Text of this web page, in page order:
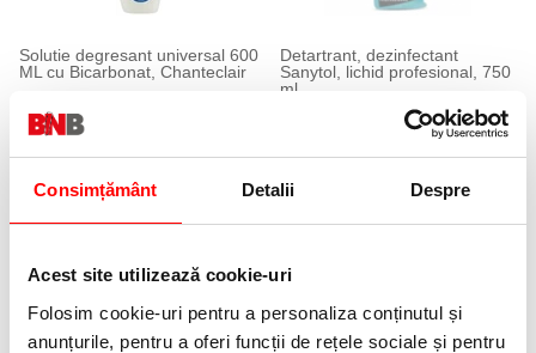
Consimțământ Detalii Despre
Acest site utilizează cookie-uri
Folosim cookie-uri pentru a personaliza conținutul și
anunțurile, pentru a oferi funcții de rețele sociale și pentru
Solutie degresant universal 600
ML cu Bicarbonat, Chanteclair
Detartrant, dezinfectant
Sanytol, lichid profesional, 750
ml
(pret cu TVA)